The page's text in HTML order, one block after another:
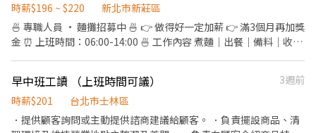
時薪$196 ~ $220
新北市新莊區
🍜 專職人員 · 麵攤招募中 🍜 👉 做得好一定加薪 👉 滿3個月再加獎
金 ⏰ 上班時間：06:00-14:00 🍜 工作內容 煮麵｜出餐｜備料｜收攤
缺人中！想賺錢就來 🍜 時薪人員 · 麵攤招募中 🍜 ．點餐結帳、送
餐。 ．維持店內整潔。 ．煮麵、切小菜等等。 工作時段：10:30～
18:30、12:00～20:00、 20:00～22:00
早中班工讀 （上班時間可議）
3週前
時薪$201
台北市士林區
．提供顧客詢問或主動提供諮商建議給顧客。 ．負責擺設商品、清